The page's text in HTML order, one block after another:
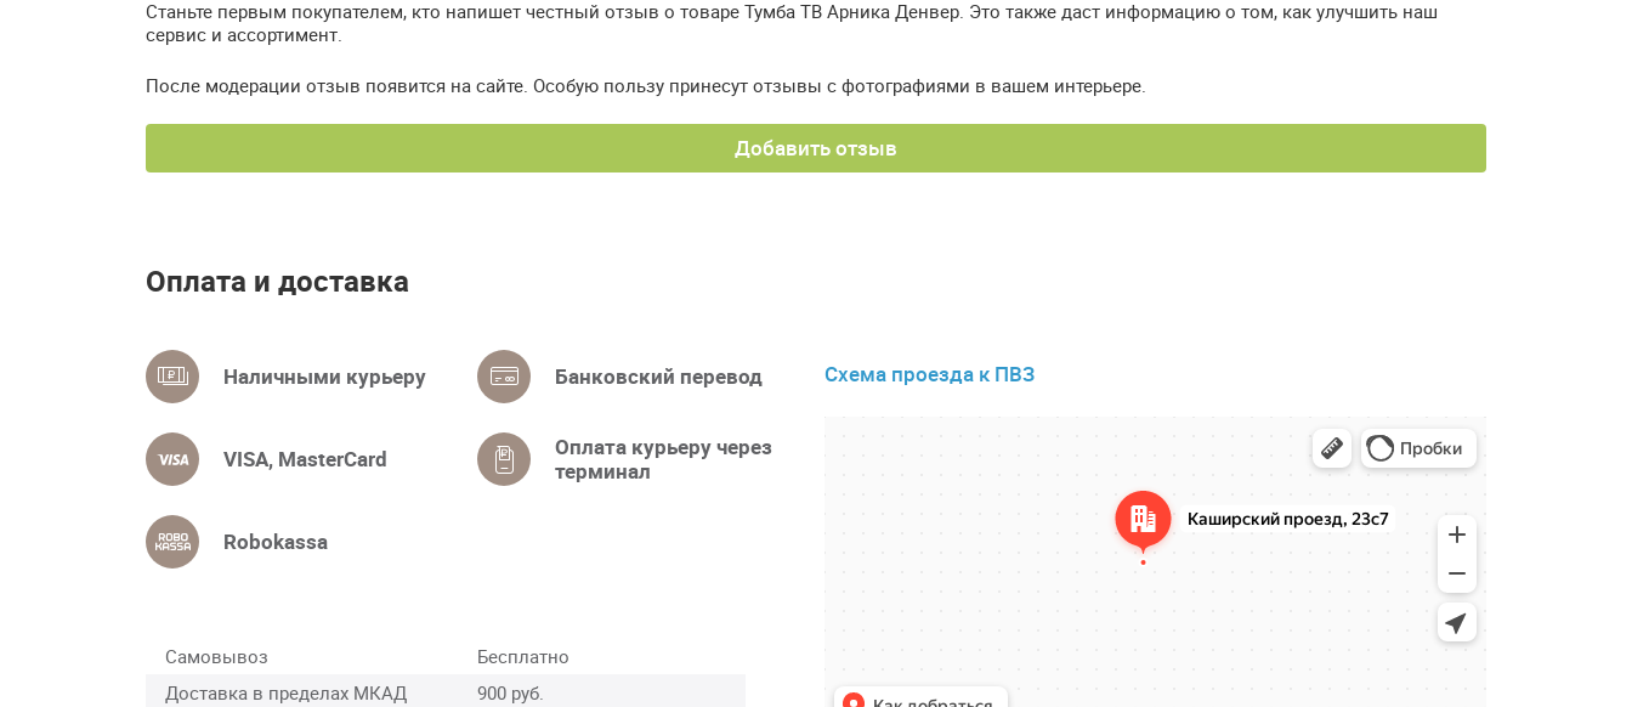
Станьте первым покупателем, кто напишет честный отзыв о товаре Тумба ТВ Арника Денвер. Это также даст информацию о том, как улучшить наш
сервис и ассортимент.
После модерации отзыв появится на сайте. Особую пользу принесут отзывы с фотографиями в вашем интерьере.
Добавить отзыв
Оплата и доставка
Наличными курьеру Банковский перевод
VISA, MasterCard
Оплата курьеру через
терминал
Robokassa
Самовывоз
Бесплатно
Доставка в пределах МКАД
900 руб.
Схема проезда к ПВЗ